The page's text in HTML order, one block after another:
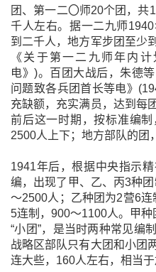
团、第一二〇师20个团，共
千人左右。据一二九师
到二千人，地方军步团至少
《关于第一二九师年内
电》)。百团大战后，朱德
问题致各兵团首长等电》
充缺额，充实满员，达到每
前后这一时期，按标准编
2500人上下；地方部队的团
1941年后，根据中央指示
编，出现了甲、乙、丙3种
～2500人；乙种团为2营6
5连制，900～1100人。甲种
“小团”，是当时两种常见编
战略区部队只有大团和小团
连大些，160人左右，相当于